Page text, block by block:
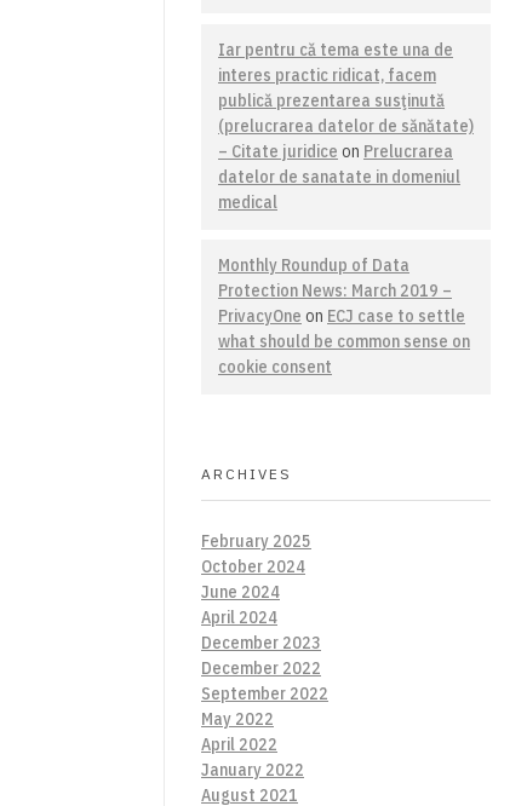
Iar pentru că tema este una de
interes practic ridicat, facem
publică prezentarea susţinută
(prelucrarea datelor de sănătate)
– Citate juridice on Prelucrarea
datelor de sanatate in domeniul
medical
Monthly Roundup of Data
Protection News: March 2019 –
PrivacyOne on ECJ case to settle
what should be common sense on
cookie consent
ARCHIVES
February 2025
October 2024
June 2024
April 2024
December 2023
December 2022
September 2022
May 2022
April 2022
January 2022
August 2021